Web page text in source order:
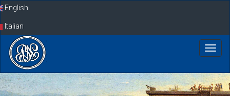
SkipEnglish
Italian